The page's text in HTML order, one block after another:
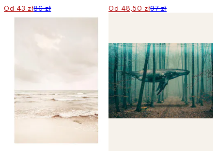
Od 43 zł86 zł Od 48,50 zł97 zł